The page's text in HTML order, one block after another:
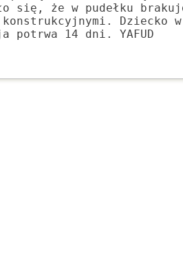
się, że w pudełku
konstrukcyjnymi. Dziecko
14 dni. YAFUD